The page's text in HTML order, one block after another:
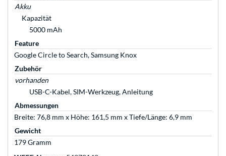
Akku
Kapazität
5000 mAh
Feature
Google Circle to Search, Samsung Knox
Zubehör
vorhanden
USB-C-Kabel, SIM-Werkzeug, Anleitung
Abmessungen
Breite: 76,8 mm x Höhe: 161,5 mm x Tiefe/Länge: 6,9 mm
Gewicht
179 Gramm